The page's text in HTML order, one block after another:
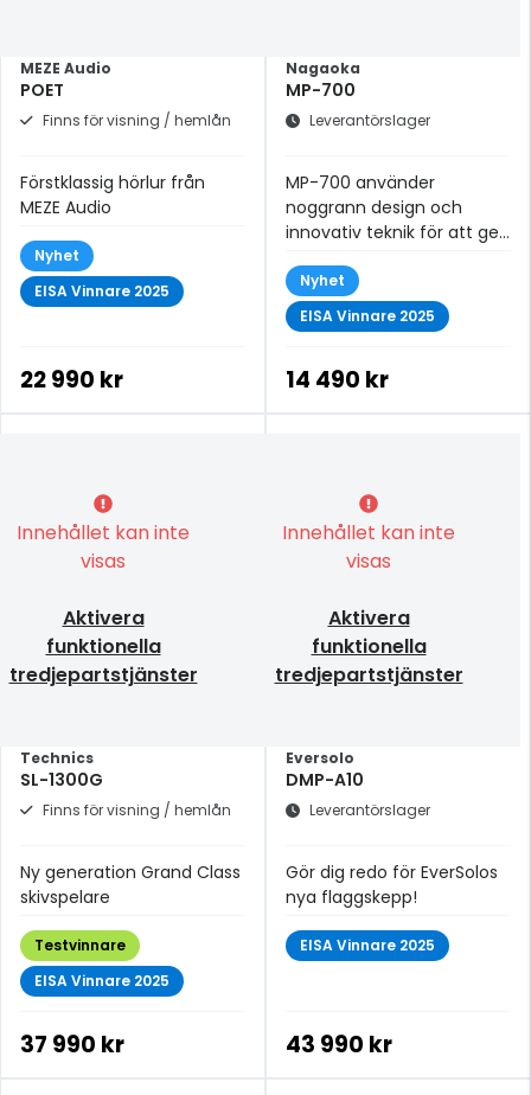
MEZE Audio
POET
Finns för visning / hemlån
Förstklassig hörlur från
MEZE Audio
Nyhet
EISA Vinnare 2025
22 990 kr
Nagaoka
MP-700
Leverantörslager
MP-700 använder
noggrann design och
innovativ teknik för att ge
upplevelse för alla
musikälskare.
Nyhet
EISA Vinnare 2025
14 490 kr
Innehållet kan inte
visas
Aktivera
funktionella
tredjepartstjänster
Technics
SL-1300G
Finns för visning / hemlån
Ny generation Grand Class
skivspelare
Testvinnare
EISA Vinnare 2025
37 990 kr
Innehållet kan inte
visas
Aktivera
funktionella
tredjepartstjänster
Eversolo
DMP-A10
Leverantörslager
Gör dig redo för EverSolos
nya flaggskepp!
EISA Vinnare 2025
43 990 kr